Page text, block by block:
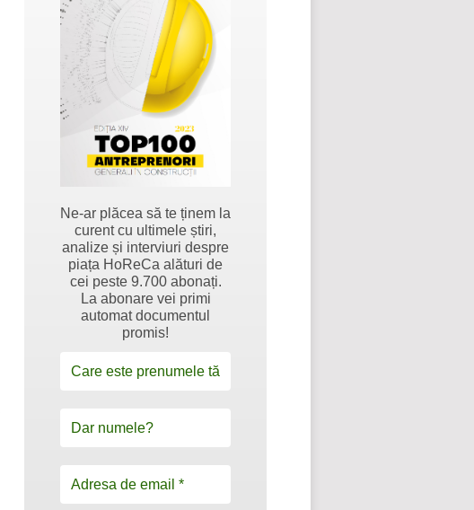
Ne-ar plăcea să te ținem la
curent cu ultimele știri,
analize și interviuri despre
piața HoReCa alături de
cei peste 9.700 abonați.
La abonare vei primi
automat documentul
promis!